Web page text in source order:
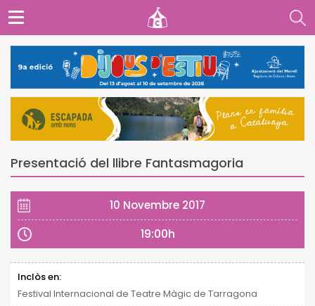
Presentació del llibre Fantasmagoria
10 Novembre 2017
19:00h
Inclòs en:
Festival Internacional de Teatre Màgic de Tarragona